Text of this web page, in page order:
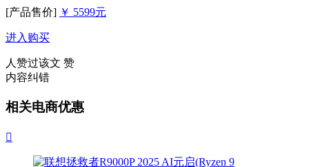
[产品售价] ￥ 5599元
进入购买
人赞过该文 赞
内容纠错
相关电商优惠
